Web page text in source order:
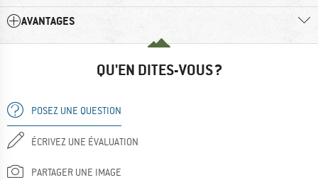
AVANTAGES
QU'EN DITES-VOUS ?
POSEZ UNE QUESTION
ÉCRIVEZ UNE ÉVALUATION
PARTAGER UNE IMAGE